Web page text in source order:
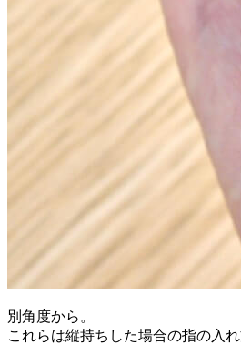
別角度から。
これらは縦持ちした場合の指の入